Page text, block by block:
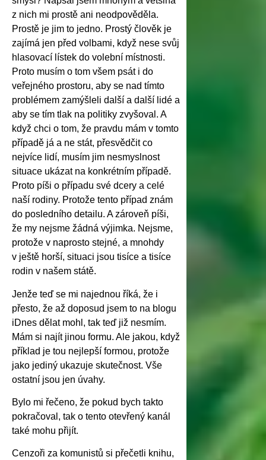
z nich mi prostě ani neodpověděla.
Prostě je jim to jedno. Prostý člověk je
zajímá jen před volbami, když nese svůj
hlasovací lístek do volební místnosti.
Proto musím o tom všem psát i do
veřejného prostoru, aby se nad tímto
problémem zamýšleli další a další lidé a
aby se tím tlak na politiky zvyšoval. A
když chci o tom, že pravdu mám v tomto
případě já a ne stát, přesvědčit co
nejvíce lidí, musím jim nesmyslnost
situace ukázat na konkrétním případě.
Proto píši o případu své dcery a celé
naší rodiny. Protože tento případ znám
do posledního detailu. A zároveň píši,
že my nejsme žádná výjimka. Nejsme,
protože v naprosto stejné, a mnohdy
v ještě horší, situaci jsou tisíce a tisíce
rodin v našem státě.
Jenže teď se mi najednou říká, že i
přesto, že až doposud jsem to na blogu
iDnes dělat mohl, tak teď již nesmím.
Mám si najít jinou formu. Ale jakou, když
příklad je tou nejlepší formou, protože
jako jediný ukazuje skutečnost. Vše
ostatní jsou jen úvahy.
Bylo mi řečeno, že pokud bych takto
pokračoval, tak o tento otevřený kanál
také mohu přijít.
Cenzoři za komunistů si přečetli knihu,